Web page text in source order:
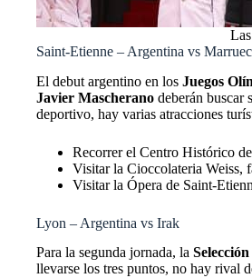
Saint-Etienne – Argentina vs
El debut argentino en los Juegos
Javier Mascherano deberán buscar
deportivo, hay varias atracciones
Recorrer el Centro Histórico
Visitar la Cioccolateria Weiss,
Visitar la Ópera de Saint-
Lyon – Argentina vs Irak
Para la segunda jornada, la
llevarse los tres puntos, no hay rival